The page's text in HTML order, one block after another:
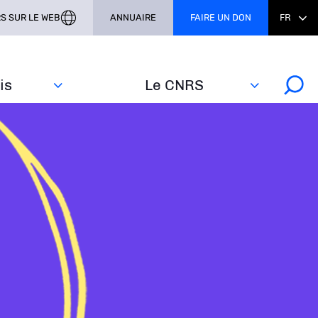
Le CNRS
SUR LE WEB ANNUAIRE FAIRE UN DON FR